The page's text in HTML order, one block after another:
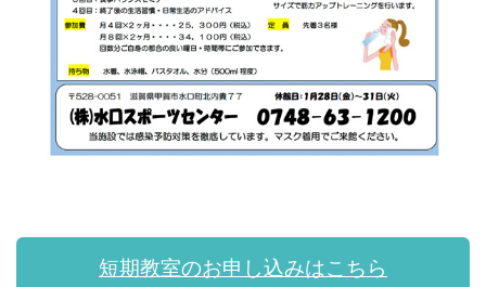
短期教室のお申し込みはこちら